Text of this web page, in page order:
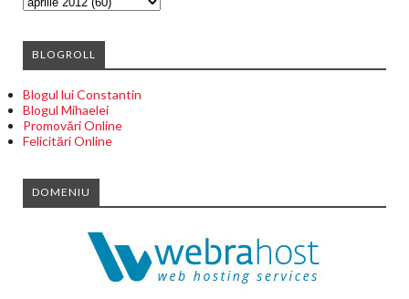
BLOGROLL
Blogul lui Constantin
Blogul Mihaelei
Promovări Online
Felicitări Online
DOMENIU